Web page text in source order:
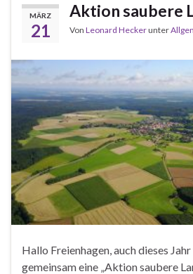
MÄRZ
21
Aktion saubere
Von Leonard Heckerunter
Hallo Freienhagen, auch dieses
gemeinsam eine „Aktion saubere